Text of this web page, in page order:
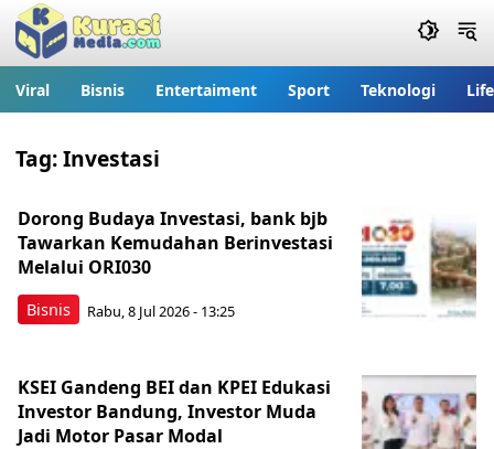
Viral Bisnis Entertaiment Sport Teknologi
Tag:Investasi
Bisnis
Dorong Budaya Investasi, bank bjb
Tawarkan Kemudahan Berinvestasi
Melalui ORI030
Rabu, 8 Jul 2026 - 13:25
KSEI Gandeng BEI dan KPEI Edukasi
Investor Bandung, Investor Muda
Jadi Motor Pasar Modal